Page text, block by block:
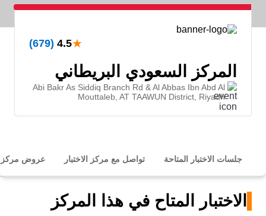
★
4.5
(679)
المركز السعودي البريطاني
Abi Bakr As Siddiq Branch Rd & Al Abbas Ibn Abd Al
Mouttaleb, AT TAAWUN District, Riyadh
جلسات الاختبار المتاحة تواصل مع مركز الاختبار عروض مركز
الاختبار المتاح في هذا المركز